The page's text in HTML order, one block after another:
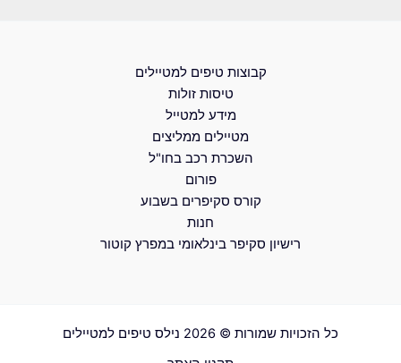
קבוצות טיפים למטיילים
טיסות זולות
מידע למטייל
מטיילים ממליצים
השכרת רכב בחו"ל
פורום
קורס סקיפרים בשבוע
חנות
רישיון סקיפר בינלאומי במפרץ קוטור
כל הזכויות שמורות © 2026 נילס טיפים למטיילים